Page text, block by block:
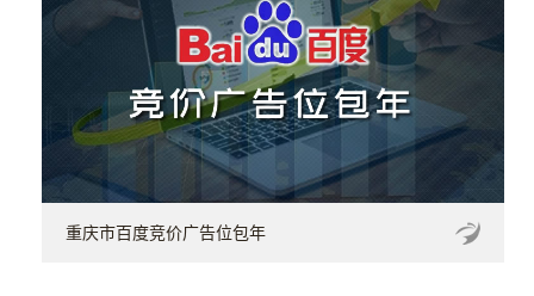
重庆市百度竞价广告位包年